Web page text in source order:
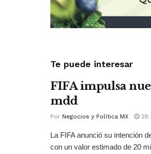
Te puede interesar
FIFA impulsa
mdd
Por Negocios y Política MX 28
La FIFA anunció su intención
con un valor estimado de 20